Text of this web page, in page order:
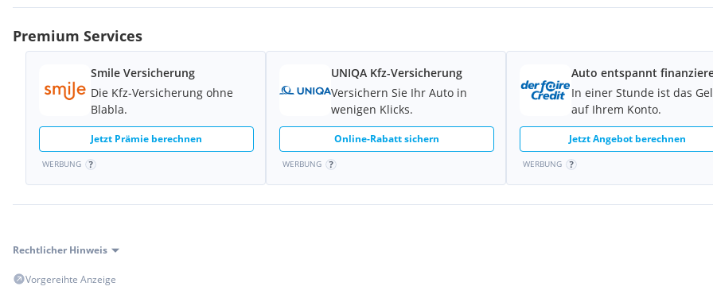
Head-Up-Display
Einparkhilfe vorne
Spurhalteassistent
LED-Scheinwerfer
Sitzbelüftung
Einparkhilfe Sensoren hinten
Isofix
Abstandstempomat
Beheizbares Lenkrad
Berganfahrassistent
Totwinkelassistent
Verkehrszeichenerkennung
Premium Services
Smile Versicherung
Die Kfz-Versicherung ohne
Blabla.
Jetzt Prämie berechnen
WERBUNG
UNIQA Kfz-Versicherung
Versichern Sie Ihr Auto in
wenigen Klicks.
Online-Rabatt sichern
WERBUNG
Auto entspannt
In einer Stunde ist das
auf Ihrem Konto.
Jetzt Angebot berechnen
WERBUNG
Rechtlicher Hinweis
Vorgereihte Anzeige